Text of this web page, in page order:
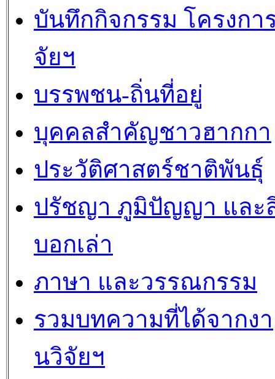
บันทึกกิจกรรม โครงกา
จัยฯ
บรรพชน-ถิ่นที่อยู่
บุคคลสำคัญชาวฮากกา
ประวัติศาสตร์ชาติพันธุ์
ปรัชญา ภูมิปัญญา และ
บอกเล่า
ภาษา และวรรณกรรม
รวมบทความที่ได้จากงา
นวิจัยฯ